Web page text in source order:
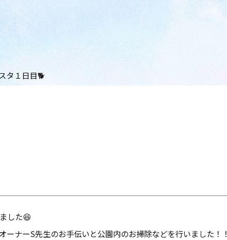
タ１日目🐕
した😆
ナーS先生のお手伝いと公園内のお掃除などを行いました！！